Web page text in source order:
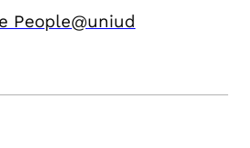
People@uniud